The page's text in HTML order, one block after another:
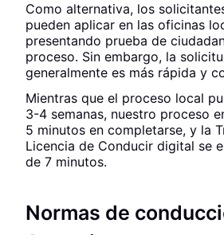
Como alternativa, los
pueden aplicar en las oficinas
presentando prueba de
proceso. Sin embargo, la
generalmente es más rápida y
Mientras que el proceso local
3-4 semanas, nuestro proceso
5 minutos en completarse, y la
Licencia de Conducir digital se
de 7 minutos.
Normas de